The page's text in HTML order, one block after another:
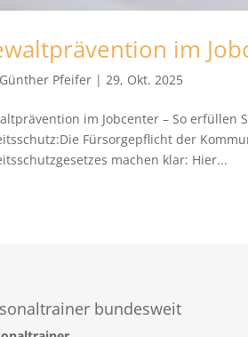
im
Günther Pfeifer |29, Okt. 2025
im Jobcenter – So erfüllen
Fürsorgepflicht der
machen klar: Hier...
bundesweit